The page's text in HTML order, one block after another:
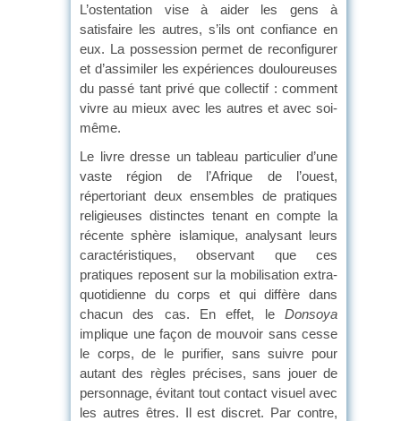
L’ostentation vise à aider les gens à
satisfaire les autres, s’ils ont confiance en
eux. La possession permet de reconfigurer
et d’assimiler les expériences douloureuses
du passé tant privé que collectif : comment
vivre au mieux avec les autres et avec soi-
même.
Le livre dresse un tableau particulier d’une
vaste région de l’Afrique de l’ouest,
répertoriant deux ensembles de pratiques
religieuses distinctes tenant en compte la
récente sphère islamique, analysant leurs
caractéristiques, observant que ces
pratiques reposent sur la mobilisation extra-
quotidienne du corps et qui diffère dans
chacun des cas. En effet, le Donsoya
implique une façon de mouvoir sans cesse
le corps, de le purifier, sans suivre pour
autant des règles précises, sans jouer de
personnage, évitant tout contact visuel avec
les autres êtres. Il est discret. Par contre,